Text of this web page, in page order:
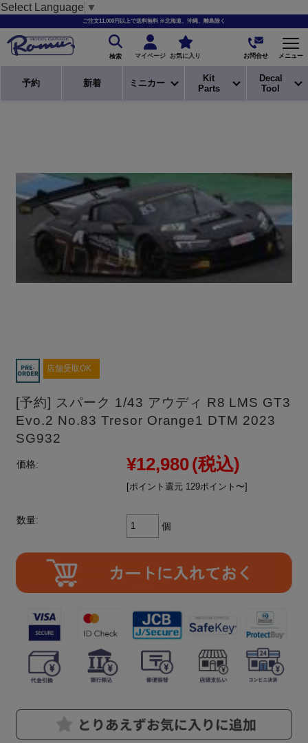
Select Language ▼
ご注文11,000円以上で送料無料 ※北海道、沖縄、離島除く
検索 マイページ お気に入り お問合せ メニュー
予約 新着 ミニカー
Kit
Parts
Decal
Tool
店舗受取OK
[予約] スパーク 1/43 アウディ R8 LMS GT3
Evo.2 No.83 Tresor Orange1 DTM 2023
SG932
価格: ¥12,980(税込)
[ポイント還元 129ポイント〜]
数量:
個